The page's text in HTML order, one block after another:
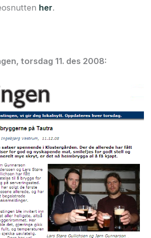
her.
torsdag 11. des 2008: